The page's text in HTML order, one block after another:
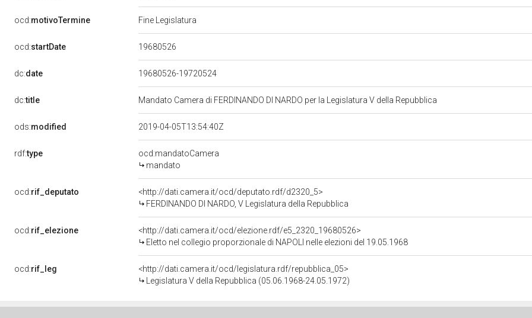
ocd:motivoTermine Fine Legislatura
ocd:startDate 19680526
dc:date 19680526-19720524
dc:title Mandato Camera di FERDINANDO DI NARDO per la Legislatura V della Repubblica
ods:modified 2019-04-05T13:54:40Z
rdf:type
ocd:mandatoCamera
mandato
ocd:rif_deputato
<http://dati.camera.it/ocd/deputato.rdf/d2320_5>
FERDINANDO DI NARDO, V Legislatura della Repubblica
ocd:rif_elezione
<http://dati.camera.it/ocd/elezione.rdf/e5_2320_19680526>
Eletto nel collegio proporzionale di NAPOLI nelle elezioni del 19.05.1968
ocd:rif_leg
<http://dati.camera.it/ocd/legislatura.rdf/repubblica_05>
Legislatura V della Repubblica (05.06.1968-24.05.1972)